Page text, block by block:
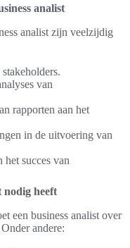
analist
analist zijn veelzijdig
van
rapporten aan het
in de uitvoering van
succes van
nodig heeft
een business analist over
andere: